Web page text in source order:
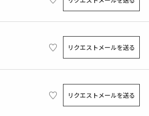
リクエストメールを送る
リクエストメールを送る